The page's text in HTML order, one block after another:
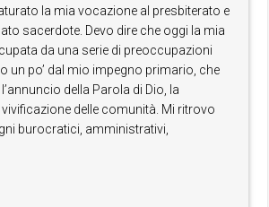
la mia vocazione al presbiterato e
sacerdote. Devo dire che oggi la mia
da una serie di preoccupazioni
un po’ dal mio impegno primario, che
della Parola di Dio, la
vivificazione delle comunità. Mi ritrovo
burocratici, amministrativi,